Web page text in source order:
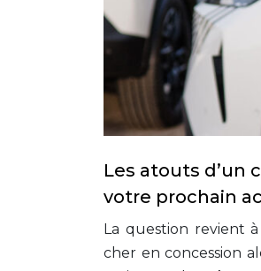
Les atouts d’un
votre prochain
La question revient
cher en concession